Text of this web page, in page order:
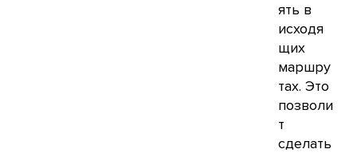
ять в
исходя
щих
маршру
тах. Это
позволи
т
сделать